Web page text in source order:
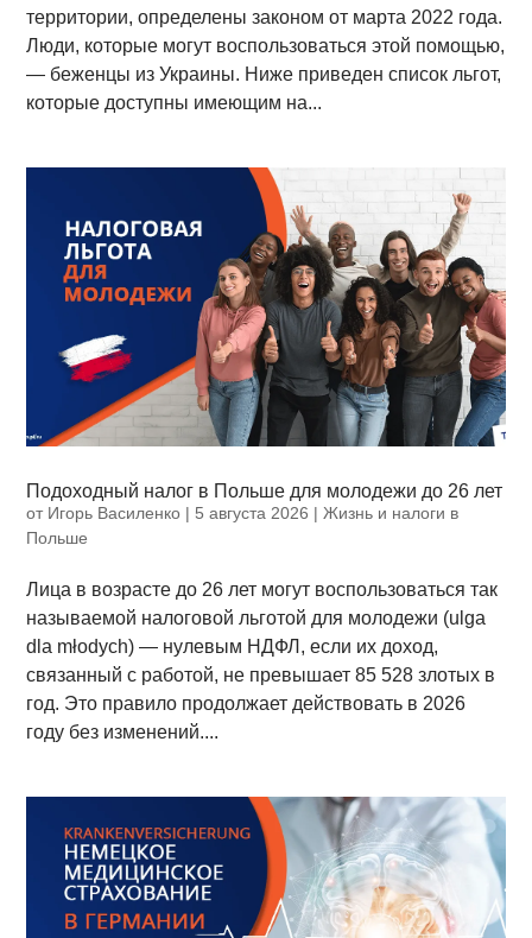
территории, определены законом от марта 2022 года.
Люди, которые могут воспользоваться этой помощью,
— беженцы из Украины. Ниже приведен список льгот,
которые доступны имеющим на...
Подоходный налог в Польше для молодежи до 26 лет
от Игорь Василенко | 5 августа 2026 |Жизнь и налоги в
Польше
Лица в возрасте до 26 лет могут воспользоваться так
называемой налоговой льготой для молодежи (ulga
dla młodych) — нулевым НДФЛ, если их доход,
связанный с работой, не превышает 85 528 злотых в
год. Это правило продолжает действовать в 2026
году без изменений....